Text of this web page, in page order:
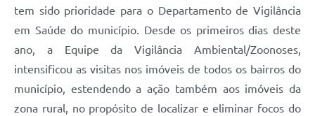
tem sido prioridade para o Departamento de Vigilância
em Saúde do município. Desde os primeiros dias deste
ano, a Equipe da Vigilância Ambiental/Zoonoses,
intensificou as visitas nos imóveis de todos os bairros do
município, estendendo a ação também aos imóveis da
zona rural, no propósito de localizar e eliminar focos do